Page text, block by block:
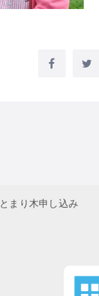
とまり木申し込み